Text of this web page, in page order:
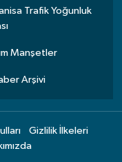
Trafik Yoğunluk
Manşetler
Arşivi
Gizlilik İlkeleri